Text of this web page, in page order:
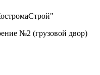
№2 (грузовой двор)